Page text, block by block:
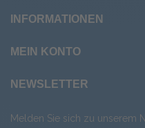
INFORMATIONEN
MEIN KONTO
NEWSLETTER
Melden Sie sich zu unserem